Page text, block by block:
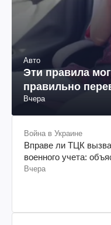
Авто
Эти правила
правильно
Вчера
Война в Украине
Вправе ли ТЦК
военного учета:
Вчера